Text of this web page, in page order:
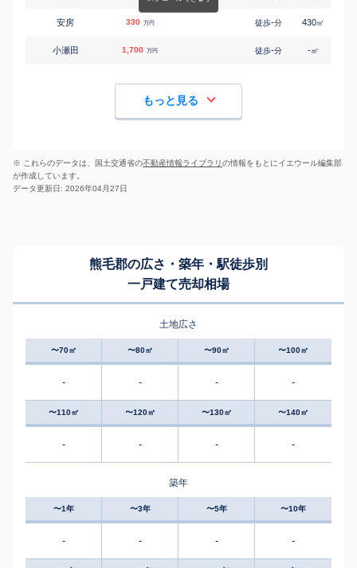
安房 330 万円 徒歩-分 430㎡
小瀬田 1,700 万円 徒歩-分 -㎡
もっと見る
※ これらのデータは、国土交通省の不動産情報ライブラリの情報をもとにイエウール編集部
が作成しています。
データ更新日: 2026年04月27日
熊毛郡の広さ・築年・駅徒歩別
一戸建て売却相場
土地広さ
〜70㎡ 〜80㎡ 〜90㎡ 〜100㎡
- - - -
〜110㎡ 〜120㎡ 〜130㎡ 〜140㎡
- - - -
築年
〜1年 〜3年 〜5年 〜10年
- - - -